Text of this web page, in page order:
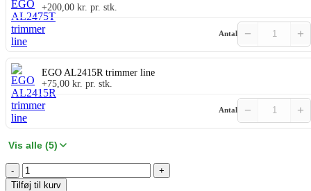
+200,00 kr. pr. stk.
Antal − +
EGO AL2415R trimmer line
+75,00 kr. pr. stk.
Antal − +
Vis alle (5)
-
+
Tilføj til kurv